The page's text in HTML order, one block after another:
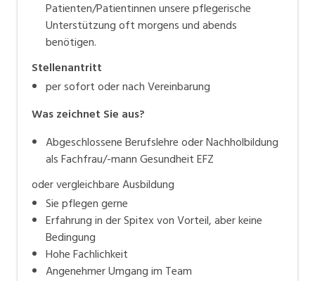
Patienten/Patientinnen unsere pflegerische
Unterstützung oft morgens und abends
benötigen.
Stellenantritt
per sofort oder nach Vereinbarung
Was zeichnet Sie aus?
Abgeschlossene Berufslehre oder Nachholbildung
als Fachfrau/-mann Gesundheit EFZ
oder vergleichbare Ausbildung
Sie pflegen gerne
Erfahrung in der Spitex von Vorteil, aber keine
Bedingung
Hohe Fachlichkeit
Angenehmer Umgang im Team